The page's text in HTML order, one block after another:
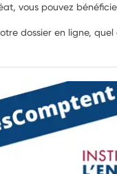
vous pouvez
dossier en ligne,